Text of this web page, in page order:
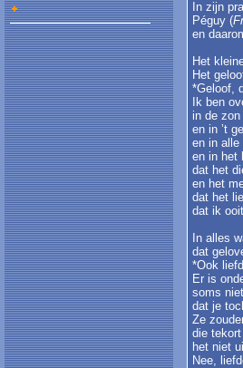
In zijn
Péguy (
en
Het
Het
*Geloof,
Ik ben
in de
en in ’t
en in alle
en in het
dat het
en het
dat het
dat ik
In alles
dat
*Ook
Er is
soms
dat je
Ze
die
het niet
Nee,